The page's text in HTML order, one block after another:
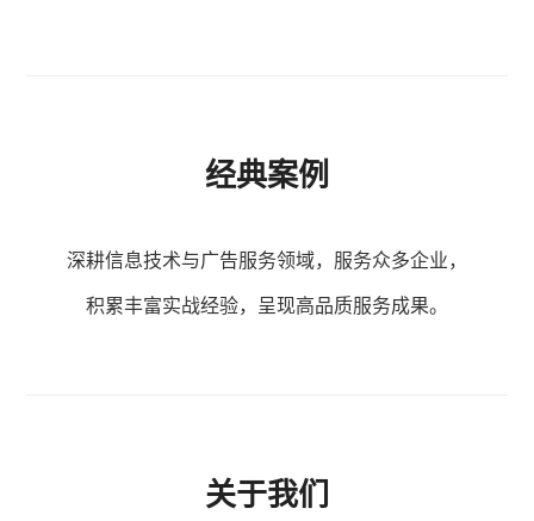
经典案例
深耕信息技术与广告服务领域，服务众多企业，
积累丰富实战经验，呈现高品质服务成果。
关于我们